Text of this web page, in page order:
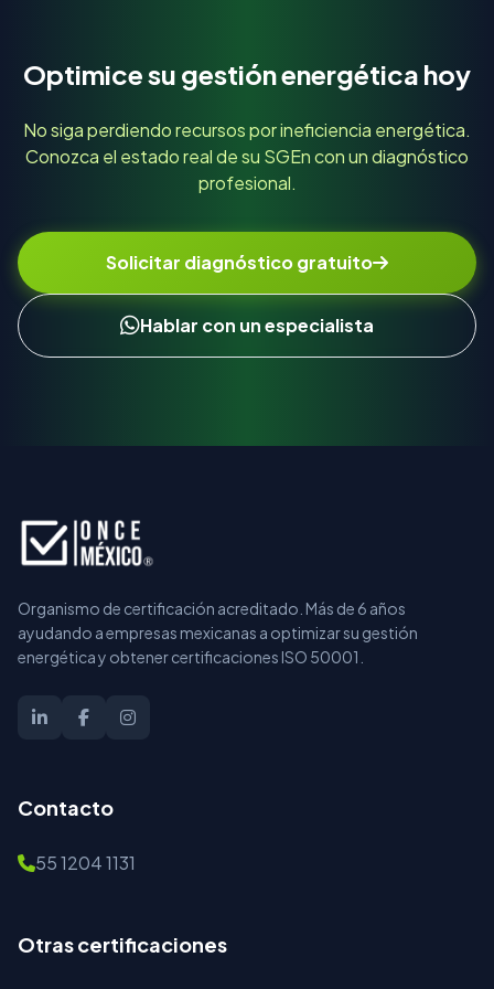
Optimice su gestión energética hoy
No siga perdiendo recursos por ineficiencia energética.
Conozca el estado real de su SGEn con un diagnóstico
profesional.
Solicitar diagnóstico gratuito
Hablar con un especialista
Organismo de certificación acreditado. Más de 6 años
ayudando a empresas mexicanas a optimizar su gestión
energética y obtener certificaciones ISO 50001.
Contacto
55 1204 1131
Otras certificaciones